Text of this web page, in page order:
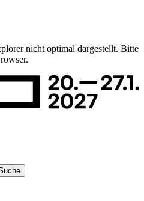
nicht optimal dargestellt. Bitte